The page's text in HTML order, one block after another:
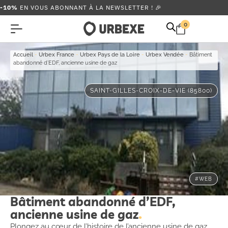
-10% EN VOUS ABONNANT À LA NEWSLETTER ! 🎉
0
Accueil - Urbex France - Urbex Pays de la Loire - Urbex Vendée - Bâtiment
abandonné d’EDF, ancienne usine de gaz
SAINT-GILLES-CROIX-DE-VIE (85800)
#WEB
Bâtiment abandonné d’EDF,
ancienne usine de gaz